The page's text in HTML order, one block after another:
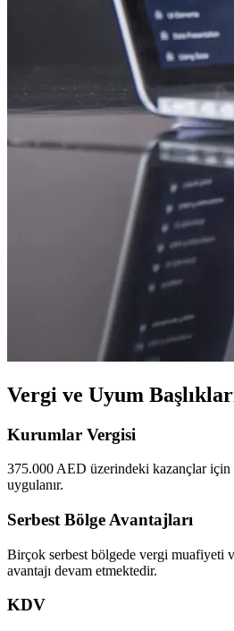
Vergi ve Uyum
Kurumlar Vergisi
375.000 AED üzerindeki kazançlar
uygulanır.
Serbest Bölge Avantajları
Birçok serbest bölgede vergi muafiyeti
avantajı devam etmektedir.
KDV